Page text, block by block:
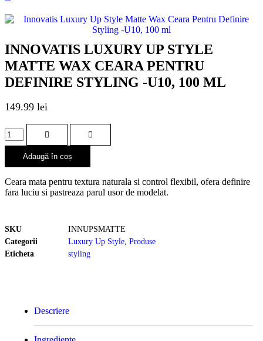
INNOVATIS LUXURY UP STYLE
MATTE WAX CEARA PENTRU
DEFINIRE STYLING -U10, 100 ML
149.99 lei
Adaugă în coș
Ceara mata pentru textura naturala si control flexibil, ofera definire
fara luciu si pastreaza parul usor de modelat.
SKU
INNUPSMATTE
Categorii
Luxury Up Style, Produse
Eticheta
styling
Descriere